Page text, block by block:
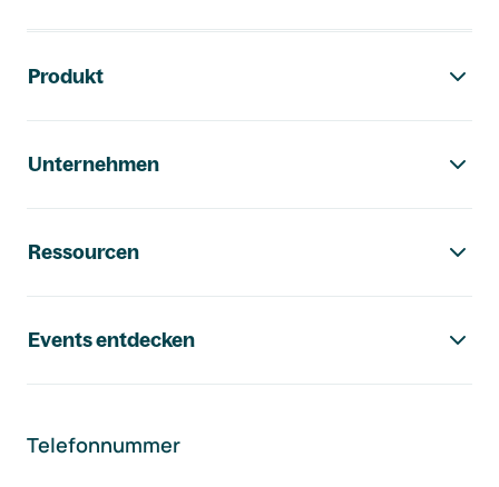
Produkt
Unternehmen
Ressourcen
Events entdecken
Telefonnummer